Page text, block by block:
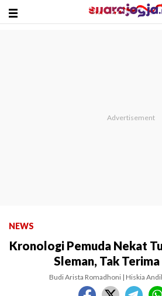
NEWS
Kronologi Pemuda Nekat
Sleman, Tak
Budi Arista Romadhoni | Hiskia